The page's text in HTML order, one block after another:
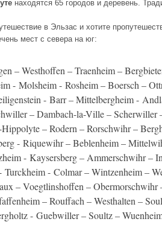
находятся 65 городов и деревень.
в Эльзас и хотите
мест с севера на юг:
– Westhoffen – Traenheim –
- Molsheim - Rosheim – Boersch –
- Barr – Mittelbergheim -
– Dambach-la-Ville – Scherwiller
– Rodern – Rorschwihr –
- Riquewihr – Beblenheim –
- Kaysersberg – Ammerschwihr –
- Colmar – Wintzenheim –
– Voegtlinshoffen – Obermorschwihr
– Rouffach – Westhalten –
- Guebwiller – Soultz –